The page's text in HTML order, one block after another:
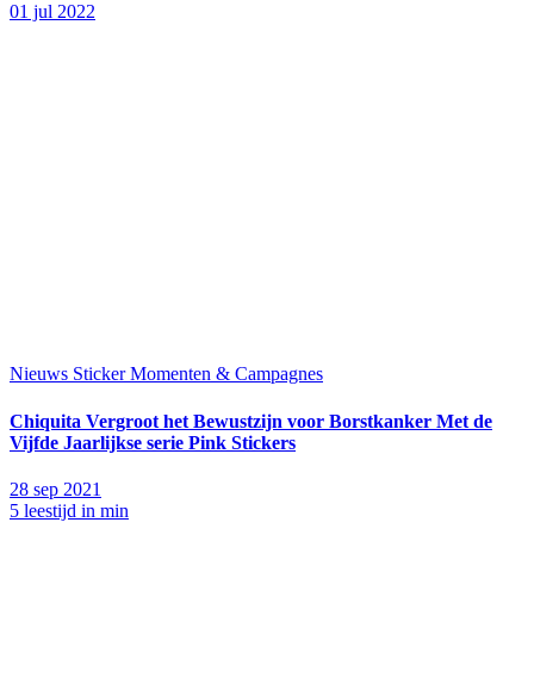
01 jul 2022
Nieuws Sticker Momenten & Campagnes
Chiquita Vergroot het Bewustzijn voor Borstkanker Met de
Vijfde Jaarlijkse serie Pink Stickers
28 sep 2021
5 leestijd in min